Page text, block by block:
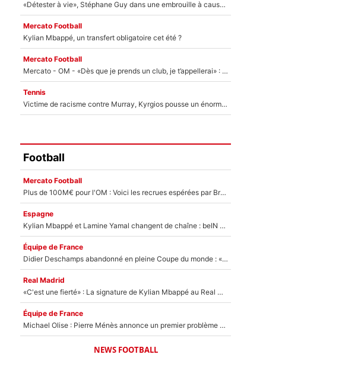
«Détester à vie», Stéphane Guy dans une embrouille à cause du PSG !
Mercato Football
Kylian Mbappé, un transfert obligatoire cet été ?
Mercato Football
Mercato - OM - «Dès que je prends un club, je t’appellerai» : La promesse de Marcelino au moment de claquer la porte
Tennis
Victime de racisme contre Murray, Kyrgios pousse un énorme coup de gueule !
Football
Mercato Football
Plus de 100M€ pour l'OM : Voici les recrues espérées par Bruno Genesio et Grégory Lorenzi après l’opération dégraissage
Espagne
Kylian Mbappé et Lamine Yamal changent de chaîne : beIN SPORTS ne digère pas cette décision historique et prédit un fiasco pour la Liga
Équipe de France
Didier Deschamps abandonné en pleine Coupe du monde : «La FFF était déjà passée à Zinedine Zidane»
Real Madrid
«C'est une fierté» : La signature de Kylian Mbappé au Real Madrid continue de régaler l'Espagne
Équipe de France
Michael Olise : Pierre Ménès annonce un premier problème pour Zinedine Zidane en équipe de France
NEWS FOOTBALL